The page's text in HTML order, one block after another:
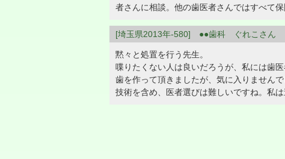
者さんに相談。他の歯医者さんではすべて
[埼玉県2013年-580] ●●歯科 ぐれこさん
黙々と処置を行う先生。
喋りたくない人は良いだろうが、私には歯
歯を作って頂きましたが、気に入りません
技術を含め、医者選びは難しいですね。私